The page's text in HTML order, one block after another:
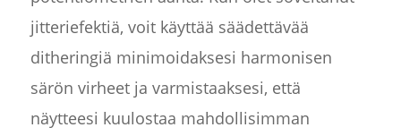
jitteriefektiä, voit käyttää säädettävää
ditheringiä minimoidaksesi harmonisen
särön virheet ja varmistaaksesi, että
näytteesi kuulostaa mahdollisimman